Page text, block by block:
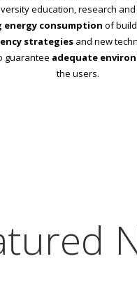
education, research
energy consumption of
strategies and new
guarantee adequate
the users.